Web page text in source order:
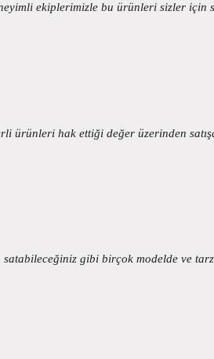
ekiplerimizle bu ürünleri sizler için
ürünleri hak ettiği değer üzerinden
satabileceğiniz gibi birçok modelde ve